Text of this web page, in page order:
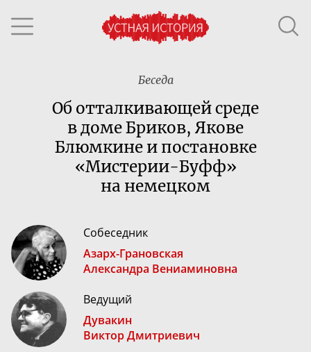
Беседа
Об отталкивающей среде
в доме Бриков, Якове
Блюмкине и постановке
«Мистерии-Буфф»
на немецком
Собеседник
Азарх-Грановская
Александра Вениаминовна
Ведущий
Дувакин
Виктор Дмитриевич